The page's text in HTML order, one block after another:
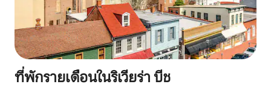
ที่พักรายเดือนในริเวียร่า บีช